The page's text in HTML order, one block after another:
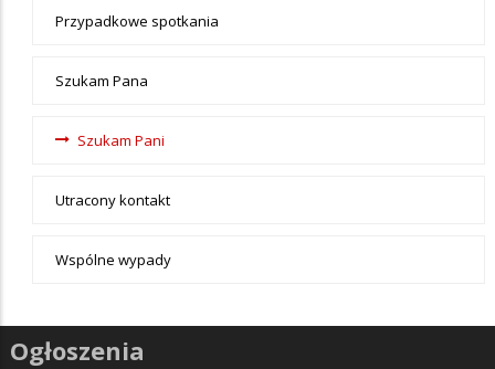
Przypadkowe spotkania
Szukam Pana
Szukam Pani
Utracony kontakt
Wspólne wypady
Ogłoszenia